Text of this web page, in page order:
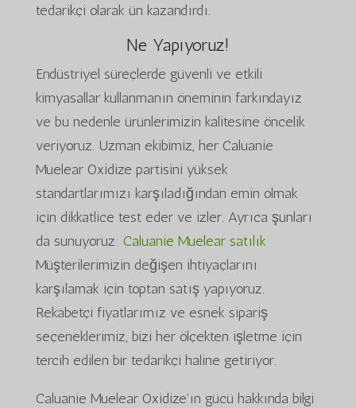
tedarikçi olarak ün kazandırdı.
Ne Yapıyoruz!
Endüstriyel süreçlerde güvenli ve etkili
kimyasallar kullanmanın öneminin farkındayız
ve bu nedenle ürünlerimizin kalitesine öncelik
veriyoruz. Uzman ekibimiz, her Caluanie
Muelear Oxidize partisini yüksek
standartlarımızı karşıladığından emin olmak
için dikkatlice test eder ve izler. Ayrıca şunları
da sunuyoruz: Caluanie Muelear satılık
Müşterilerimizin değişen ihtiyaçlarını
karşılamak için toptan satış yapıyoruz.
Rekabetçi fiyatlarımız ve esnek sipariş
seçeneklerimiz, bizi her ölçekten işletme için
tercih edilen bir tedarikçi haline getiriyor.
Caluanie Muelear Oxidize'ın gücü hakkında bilgi